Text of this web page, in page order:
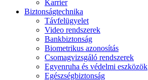
Karrier
Biztonságtechnika
Távfelügyelet
Video rendszerek
Bankbiztonság
Biometrikus azonosítás
Csomagvizsgáló rendszerek
Egyenruha és védelmi eszközök
Egészségbiztonság